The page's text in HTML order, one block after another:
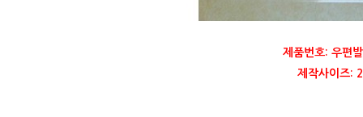
제품번호: 우편
제작사이즈: